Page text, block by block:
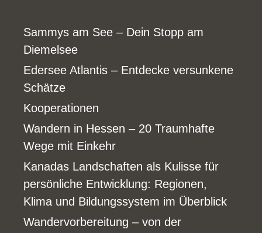
Sammys am See – Dein Stopp am
Diemelsee
Edersee Atlantis – Entdecke versunkene
Schätze
Kooperationen
Wandern in Hessen – 20 Traumhafte
Wege mit Einkehr
Kanadas Landschaften als Kulisse für
persönliche Entwicklung: Regionen,
Klima und Bildungssystem im Überblick
Wandervorbereitung – von der